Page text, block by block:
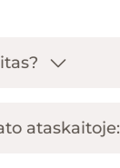
ataskaitoje: